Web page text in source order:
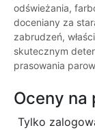
odświeżania,
doceniany za
zabrudzeń,
skutecznym
prasowania
Oceny na
Tylko